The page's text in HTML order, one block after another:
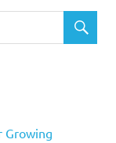
Growing